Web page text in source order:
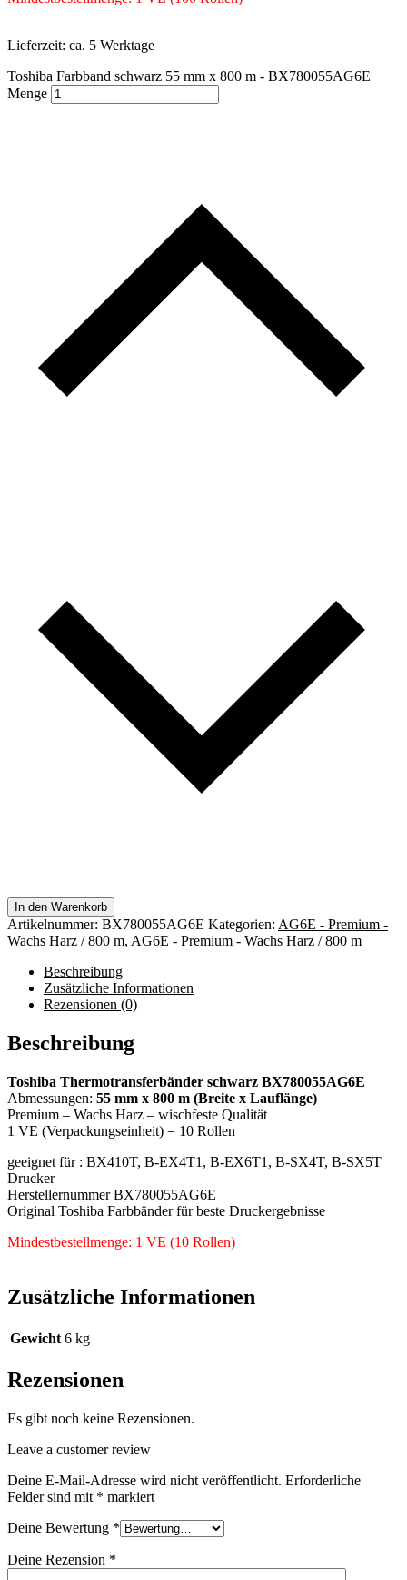
Lieferzeit: ca. 5 Werktage
Toshiba Farbband schwarz 55 mm x 800 m - BX780055AG6E
Menge
In den Warenkorb
Artikelnummer: BX780055AG6E Kategorien: AG6E - Premium -
Wachs Harz / 800 m, AG6E - Premium - Wachs Harz / 800 m
Beschreibung
Zusätzliche Informationen
Rezensionen (0)
Beschreibung
Toshiba Thermotransferbänder schwarz BX780055AG6E
Abmessungen: 55 mm x 800 m (Breite x Lauflänge)
Premium – Wachs Harz – wischfeste Qualität
1 VE (Verpackungseinheit) = 10 Rollen
geeignet für : BX410T, B-EX4T1, B-EX6T1, B-SX4T, B-SX5T
Drucker
Herstellernummer BX780055AG6E
Original Toshiba Farbbänder für beste Druckergebnisse
Mindestbestellmenge: 1 VE (10 Rollen)
Zusätzliche Informationen
Gewicht 6 kg
Rezensionen
Es gibt noch keine Rezensionen.
Leave a customer review
Deine E-Mail-Adresse wird nicht veröffentlicht. Erforderliche
Felder sind mit * markiert
Deine Bewertung *
Deine Rezension *